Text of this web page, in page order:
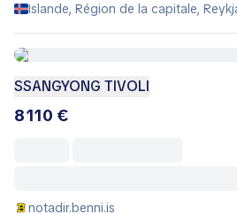
Islande, Région de la capitale,
SSANGYONG TIVOLI
8 110 €
notadir.benni.is